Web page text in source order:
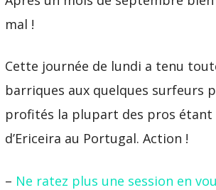
mal !
Cette journée de lundi a tenu
barriques aux quelques surfeurs
profités la plupart des pros étant
d’Ericeira au Portugal. Action !
– Ne ratez plus une session en